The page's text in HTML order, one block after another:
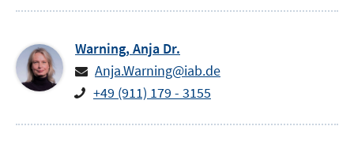
Warning, Anja Dr.
Anja.Warning@iab.de
+49 (911) 179 - 3155